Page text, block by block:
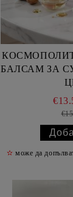
БАЛСАМ ЗА
✫ може да